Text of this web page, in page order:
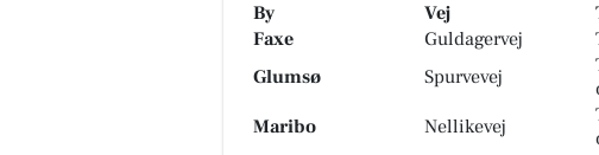
By Vej
Faxe
Guldagervej
Glumsø
Spurvevej
Maribo Nellikevej